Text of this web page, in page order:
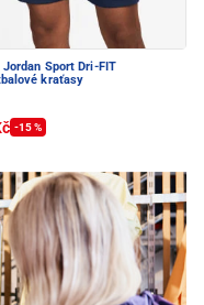
Jordan Sport Dri-FIT
kraťasy
-15 %